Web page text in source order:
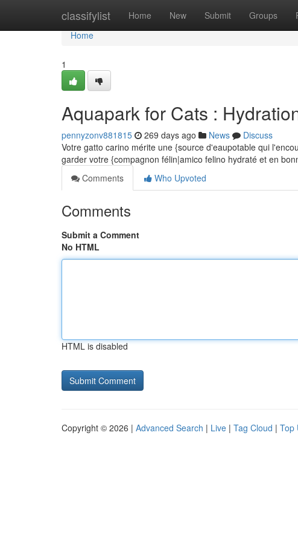
classifylist Home New Submit Groups
Home
Home
1
Aquapark for Cats :
pennyzonv881815 269 days ago News
Discuss
Votre gatto carino mérite une {source d'eaupotable qui
garder votre {compagnon félin|amico felino hydraté et en
Comments
Who Upvoted
Comments
Submit a Comment
No HTML
HTML is disabled
Copyright © 2026 | Advanced Search | Live | Tag Cloud | Top